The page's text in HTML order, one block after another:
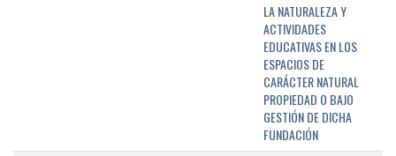
LA NATURALEZA Y
ACTIVIDADES
EDUCATIVAS EN LOS
ESPACIOS DE
CARÁCTER NATURAL
PROPIEDAD O BAJO
GESTIÓN DE DICHA
FUNDACIÓN